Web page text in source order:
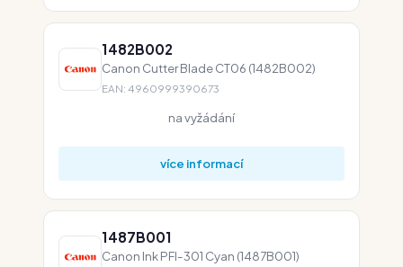
1482B002
Canon Cutter Blade CT06 (1482B002)
EAN: 4960999390673
na vyžádání
více informací
1487B001
Canon Ink PFI-301 Cyan (1487B001)